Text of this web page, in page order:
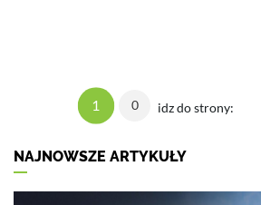
1 0 idz do strony:
NAJNOWSZE ARTYKUŁY